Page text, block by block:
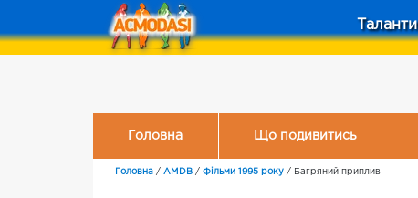
Таланти
Головна Що подивитись
Головна / AMDB / Фільми 1995 року / Багряний приплив